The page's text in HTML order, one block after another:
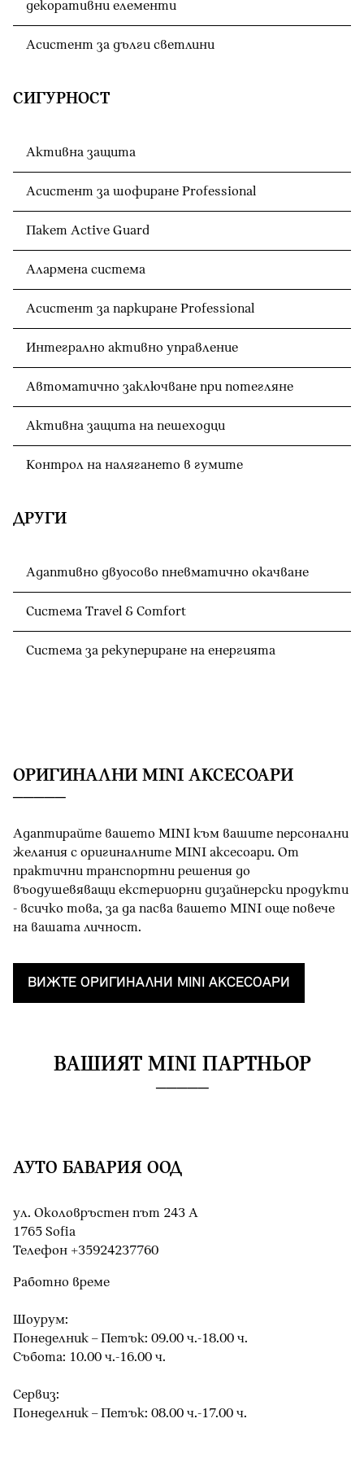
декоративни елементи
Асистент за дълги светлини
СИГУРНОСТ
Активна защита
Асистент за шофиране Professional
Пакет Active Guard
Алармена система
Асистент за паркиране Professional
Интегрално активно управление
Автоматично заключване при потегляне
Активна защита на пешеходци
Контрол на налягането в гумите
ДРУГИ
Адаптивно двуосово пневматично окачване
Система Travel & Comfort
Система за рекупериране на енергията
OРИГИНАЛНИ MINI АКСЕСОАРИ
Адаптирайте вашето MINI към вашите персонални
желания с оригиналните MINI аксесоари. От
практични транспортни решения до
въодушевяващи екстериорни дизайнерски продукти
- всичко това, за да пасва вашето MINI oще повече
на вашата личност.
ВИЖТЕ OРИГИНАЛНИ MINI AКСЕСОАРИ
ВАШИЯТ MINI ПАРТНЬОР
АУТО БАВАРИЯ ООД
ул. Околовръстен път 243 А
1765 Sofia
Teлефон +35924237760
Работно време
Шоурум:
Понеделник – Петък: 09.00 ч.-18.00 ч.
Събота: 10.00 ч.-16.00 ч.
Сервиз:
Понеделник – Петък: 08.00 ч.-17.00 ч.